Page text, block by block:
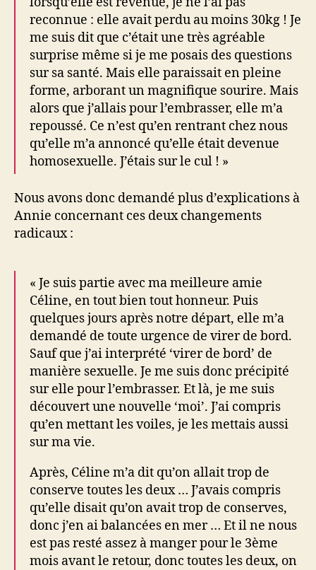
reconnue : elle avait perdu au moins 30kg ! Je
me suis dit que c’était une très agréable
surprise même si je me posais des questions
sur sa santé. Mais elle paraissait en pleine
forme, arborant un magnifique sourire. Mais
alors que j’allais pour l’embrasser, elle m’a
repoussé. Ce n’est qu’en rentrant chez nous
qu’elle m’a annoncé qu’elle était devenue
homosexuelle. J’étais sur le cul ! »
Nous avons donc demandé plus d’explications à
Annie concernant ces deux changements
radicaux :
« Je suis partie avec ma meilleure amie
Céline, en tout bien tout honneur. Puis
quelques jours après notre départ, elle m’a
demandé de toute urgence de virer de bord.
Sauf que j’ai interprété ‘virer de bord’ de
manière sexuelle. Je me suis donc précipité
sur elle pour l’embrasser. Et là, je me suis
découvert une nouvelle ‘moi’. J’ai compris
qu’en mettant les voiles, je les mettais aussi
sur ma vie.
Après, Céline m’a dit qu’on allait trop de
conserve toutes les deux … J’avais compris
qu’elle disait qu’on avait trop de conserves,
donc j’en ai balancées en mer … Et il ne nous
est pas resté assez à manger pour le 3ème
mois avant le retour, donc toutes les deux, on